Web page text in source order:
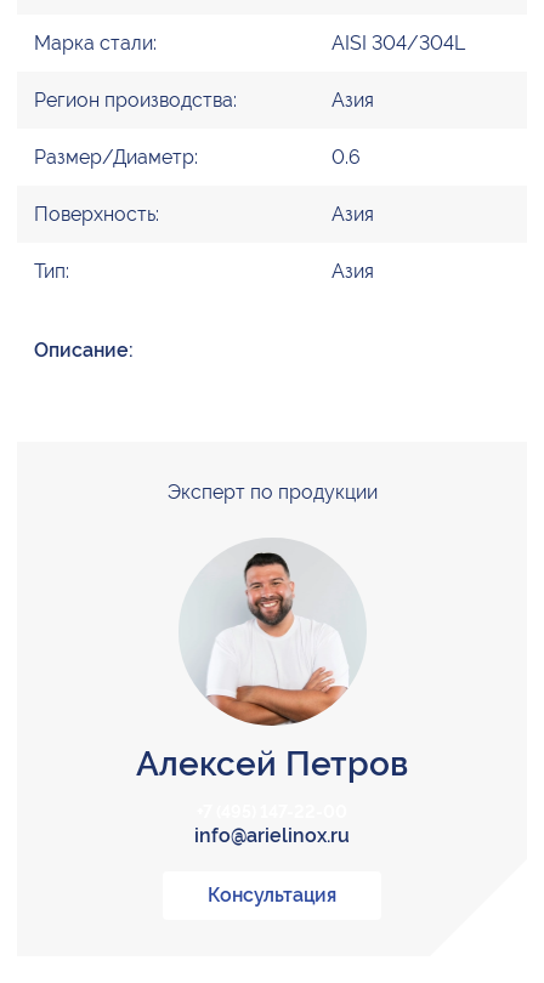
Марка стали: AISI 304/304L
Регион производства: Азия
Размер/Диаметр: 0.6
Поверхность: Азия
Тип: Азия
Описание:
Эксперт по продукции
Алексей Петров
info@arielinox.ru
Консультация